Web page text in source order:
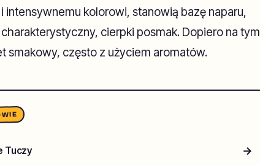
intensywnemu kolorowi, stanowią bazę naparu,
cierpki posmak. Dopiero na tym
smakowy, często z użyciem aromatów.
Tuczy →